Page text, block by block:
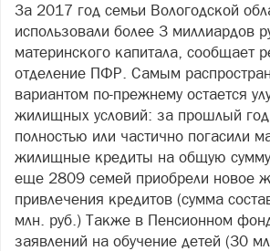
За 2017 год семьи Вологодской
использовали более 3 миллиардов
материнского капитала, сообщает
отделение ПФР. Самым
вариантом по-прежнему остается
жилищных условий: за прошлый
полностью или частично погасили
жилищные кредиты на общую
еще 2809 семей приобрели новое
привлечения кредитов (сумма
млн. руб.) Также в Пенсионном
заявлений на обучение детей (30